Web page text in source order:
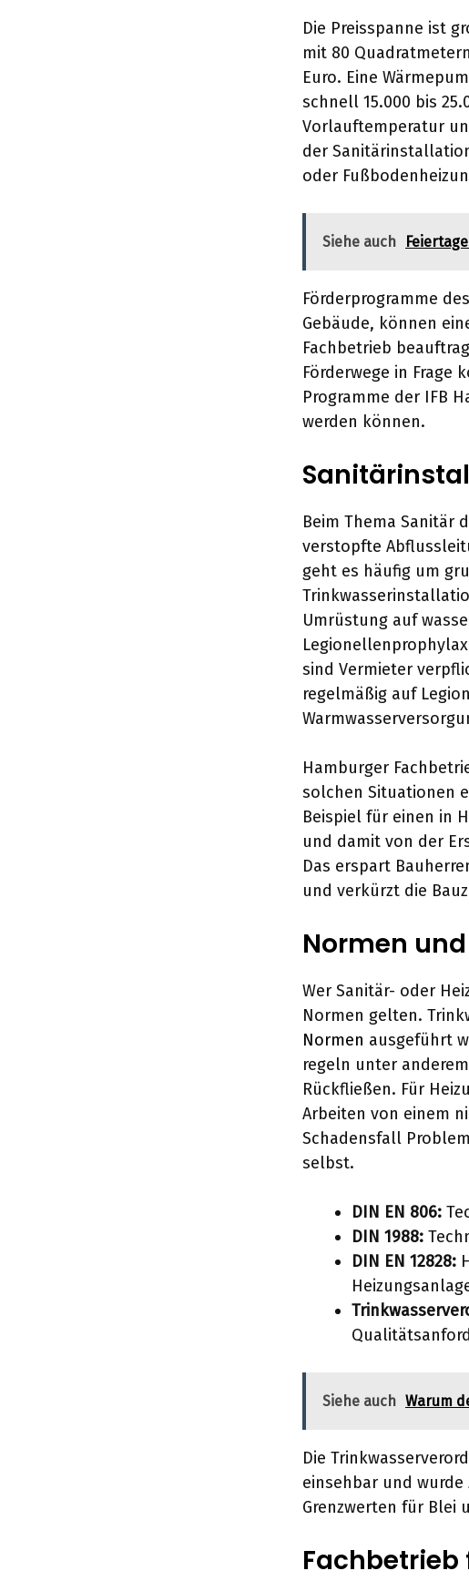
Die Preisspanne ist
mit 80
Euro. Eine
schnell 15.000 bis
Vorlauftemperatur
der
oder
Siehe auch
Förderprogramme
Gebäude, können
Fachbetrieb
Förderwege in Frage
Programme der IFB
werden können.
Beim Thema Sanitär
verstopfte
geht es häufig um
Umrüstung auf
sind Vermieter
regelmäßig auf
Hamburger
solchen Situationen
Beispiel für einen in
und damit von der
Das erspart
und verkürzt die
Normen
Wer Sanitär- oder
Normen gelten.
Normen ausgeführt
regeln unter
Rückfließen. Für
Arbeiten von einem
Schadensfall
selbst.
DIN EN 806:
DIN 1988:
DIN EN 12828:
Siehe auch Warum
Die
einsehbar und
Grenzwerten für Blei